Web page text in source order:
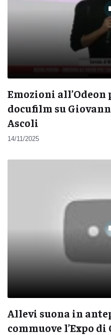
Emozioni
docufilm su
Ascoli
14/11/2025
Allevi suona in
commuove l’Expo di